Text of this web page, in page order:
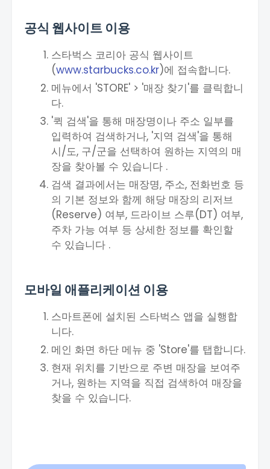
공식 웹사이트 이용
스타벅스 코리아 공식 웹사이트
(www.starbucks.co.kr)에 접속합니다.
메뉴에서 'STORE' > '매장 찾기'를 클릭합니
다.
'퀵 검색'을 통해 매장명이나 주소 일부를
입력하여 검색하거나, '지역 검색'을 통해
시/도, 구/군을 선택하여 원하는 지역의 매
장을 찾아볼 수 있습니다 .
검색 결과에서는 매장명, 주소, 전화번호 등
의 기본 정보와 함께 해당 매장의 리저브
(Reserve) 여부, 드라이브 스루(DT) 여부,
주차 가능 여부 등 상세한 정보를 확인할
수 있습니다 .
모바일 애플리케이션 이용
스마트폰에 설치된 스타벅스 앱을 실행합
니다.
메인 화면 하단 메뉴 중 'Store'를 탭합니다.
현재 위치를 기반으로 주변 매장을 보여주
거나, 원하는 지역을 직접 검색하여 매장을
찾을 수 있습니다.